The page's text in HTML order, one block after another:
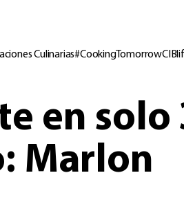
Culinarias#CookingTomorrow
en solo
Marlon